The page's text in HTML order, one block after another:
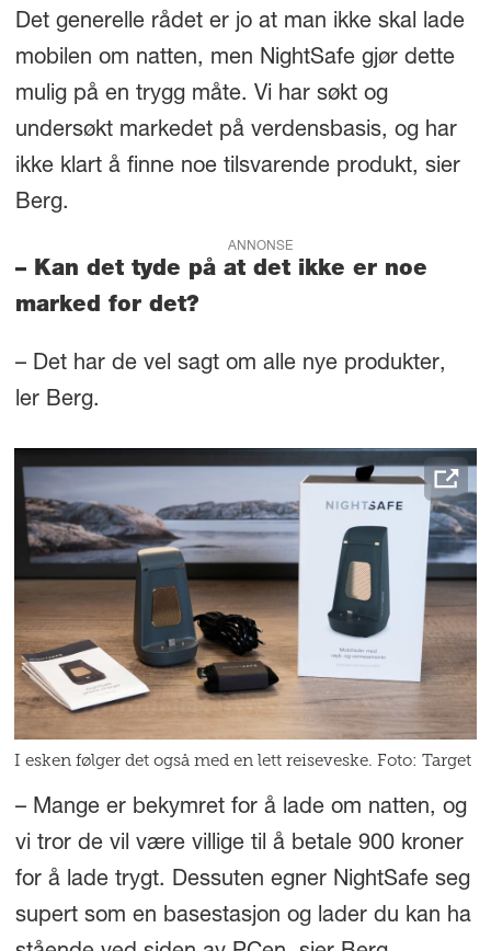
Det generelle rådet er jo at man ikke skal lade
mobilen om natten, men NightSafe gjør dette
mulig på en trygg måte. Vi har søkt og
undersøkt markedet på verdensbasis, og har
ikke klart å finne noe tilsvarende produkt, sier
Berg.
ANNONSE
– Kan det tyde på at det ikke er noe
marked for det?
– Det har de vel sagt om alle nye produkter,
ler Berg.
I esken følger det også med en lett reiseveske. Foto: Target
– Mange er bekymret for å lade om natten, og
vi tror de vil være villige til å betale 900 kroner
for å lade trygt. Dessuten egner NightSafe seg
supert som en basestasjon og lader du kan ha